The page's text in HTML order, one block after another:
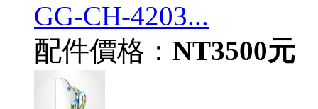
GG-CH-4203...
配件價格： NT3500元